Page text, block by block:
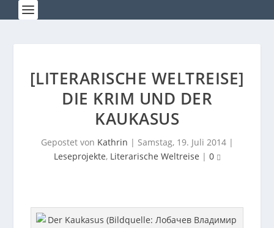
[LITERARISCHE WELTREISE]
DIE KRIM UND DER
KAUKASUS
Gepostet von Kathrin | Samstag, 19. Juli 2014|
Leseprojekte, Literarische Weltreise | 0